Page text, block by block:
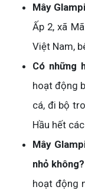
Mây
Ấp 2, xã
Việt Nam,
Có những
hoạt động
cá, đi bộ
Hầu hết
Mây
nhỏ không?
hoạt động